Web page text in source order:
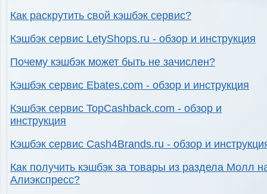
Как раскрутить свой кэшбэк сервис?
Кэшбэк сервис LetyShops.ru - обзор и инструкция
Почему кэшбэк может быть не зачислен?
Кэшбэк сервис Ebates.com - обзор и инструкция
Кэшбэк сервис TopCashback.com - обзор и
инструкция
Кэшбэк сервис Cash4Brands.ru - обзор и
Как получить кэшбэк за товары из раздела Молл
Алиэкспресс?